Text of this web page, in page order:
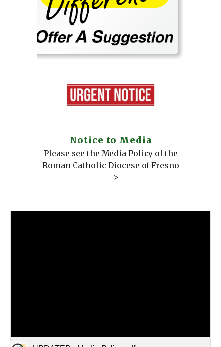
Notice to Media
Please see the Media Policy of the
Roman Catholic Diocese of Fresno
--->